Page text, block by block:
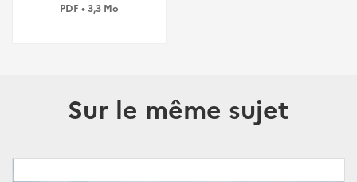
PDF • 3,3 Mo
Sur le même sujet